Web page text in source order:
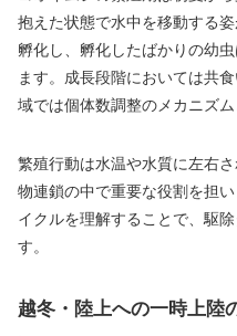
抱えた状態で水中を移動する
孵化し、孵化したばかりの幼
ます。成長段階においては共
域では個体数調整のメカニズム
繁殖行動は水温や水質に左右
物連鎖の中で重要な役割を担
イクルを理解することで、駆
す。
越冬・陸上への一時上陸